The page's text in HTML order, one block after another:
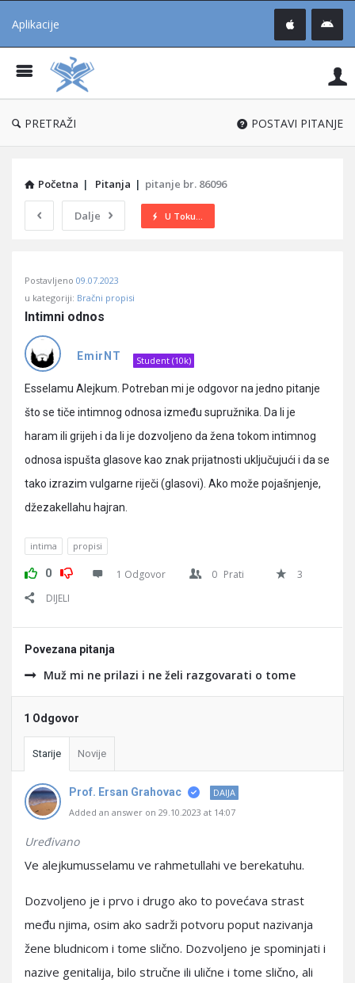
Aplikacije
®
PRETRAŽI POSTAVI PITANJE
Početna | Pitanja | pitanje br. 86096
Dalje U Toku...
Učene
Latest
Pitanja
Postavljeno 09.07.2023
u kategoriji: Bračni propisi
Intimni odnos
EmirNT Student (10k)
Esselamu Alejkum. Potreban mi je odgovor na jedno pitanje
što se tiče intimnog odnosa između supružnika. Da li je
haram ili grijeh i da li je dozvoljeno da žena tokom intimnog
odnosa ispušta glasove kao znak prijatnosti uključujući i da se
tako izrazim vulgarne riječi (glasovi). Ako može pojašnjenje,
džezakellahu hajran.
intima propisi
0 1 Odgovor 0 Prati
3
DIJELI
Povezana pitanja
Muž mi ne prilazi i ne želi razgovarati o tome
1 Odgovor
Starije Novije
Prof. Ersan Grahovac
DAIJA
Added an answer on 29.10.2023 at 14:07
Uređivano
Ve alejkumusselamu ve rahmetullahi ve berekatuhu.
Dozvoljeno je i prvo i drugo ako to povećava strast
među njima, osim ako sadrži potvoru poput nazivanja
žene bludnicom i tome slično. Dozvoljeno je spominjati i
nazive genitalija, bilo stručne ili ulične i tome slično, ali